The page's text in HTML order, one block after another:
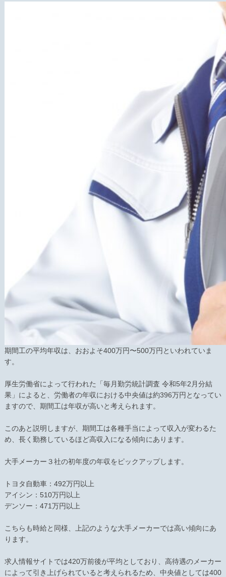
期間工の平均年収は、おおよそ400万円〜500万円といわれていま
す。
厚生労働省によって行われた「毎月勤労統計調査 令和5年2月分結
果」によると、労働者の年収における中央値は約396万円となってい
ますので、期間工は年収が高いと考えられます。
このあと説明しますが、期間工は各種手当によって収入が変わるた
め、長く勤務しているほど高収入になる傾向にあります。
大手メーカー３社の初年度の年収をピックアップします。
トヨタ自動車：492万円以上
アイシン：510万円以上
デンソー：471万円以上
こちらも時給と同様、上記のような大手メーカーでは高い傾向にあ
ります。
求人情報サイトでは420万前後が平均としており、高待遇のメーカー
によって引き上げられていると考えられるため、中央値としては400